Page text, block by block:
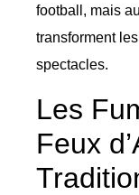
football, mais
transforment
spectacles.
Les
Feux